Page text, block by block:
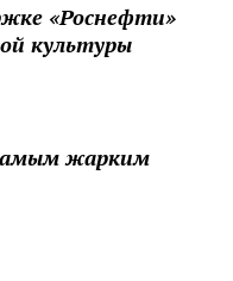
«Роснефти»
культуры
жарким